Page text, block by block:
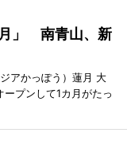
」 南青山、新
アかっぽう）蓮月 大
プンして1カ月がたっ